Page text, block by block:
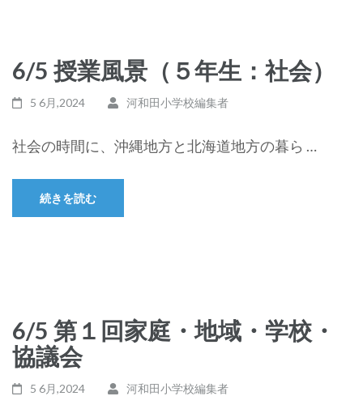
6/5 授業風景（５年生：社会）
5 6月,2024 河和田小学校編集者
社会の時間に、沖縄地方と北海道地方の暮ら …
続きを読む
6/5 第１回家庭・地域・学校・
協議会
5 6月,2024 河和田小学校編集者